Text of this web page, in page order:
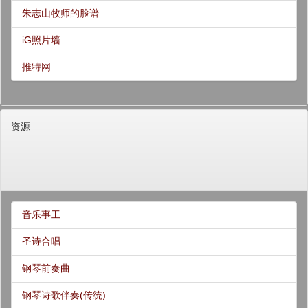
朱志山牧师的脸谱
iG照片墙
推特网
资源
音乐事工
圣诗合唱
钢琴前奏曲
钢琴诗歌伴奏(传统)